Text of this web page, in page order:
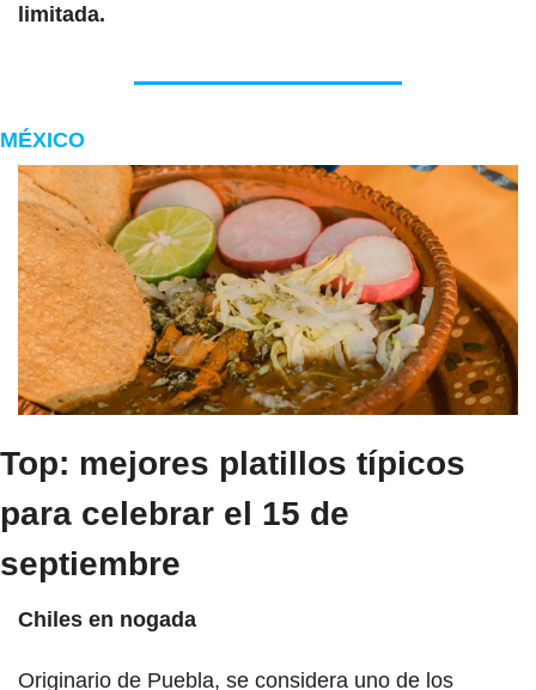
limitada.
MÉXICO
Top: mejores platillos típicos
para celebrar el 15 de
septiembre
Chiles en nogada
Originario de Puebla, se considera uno de los